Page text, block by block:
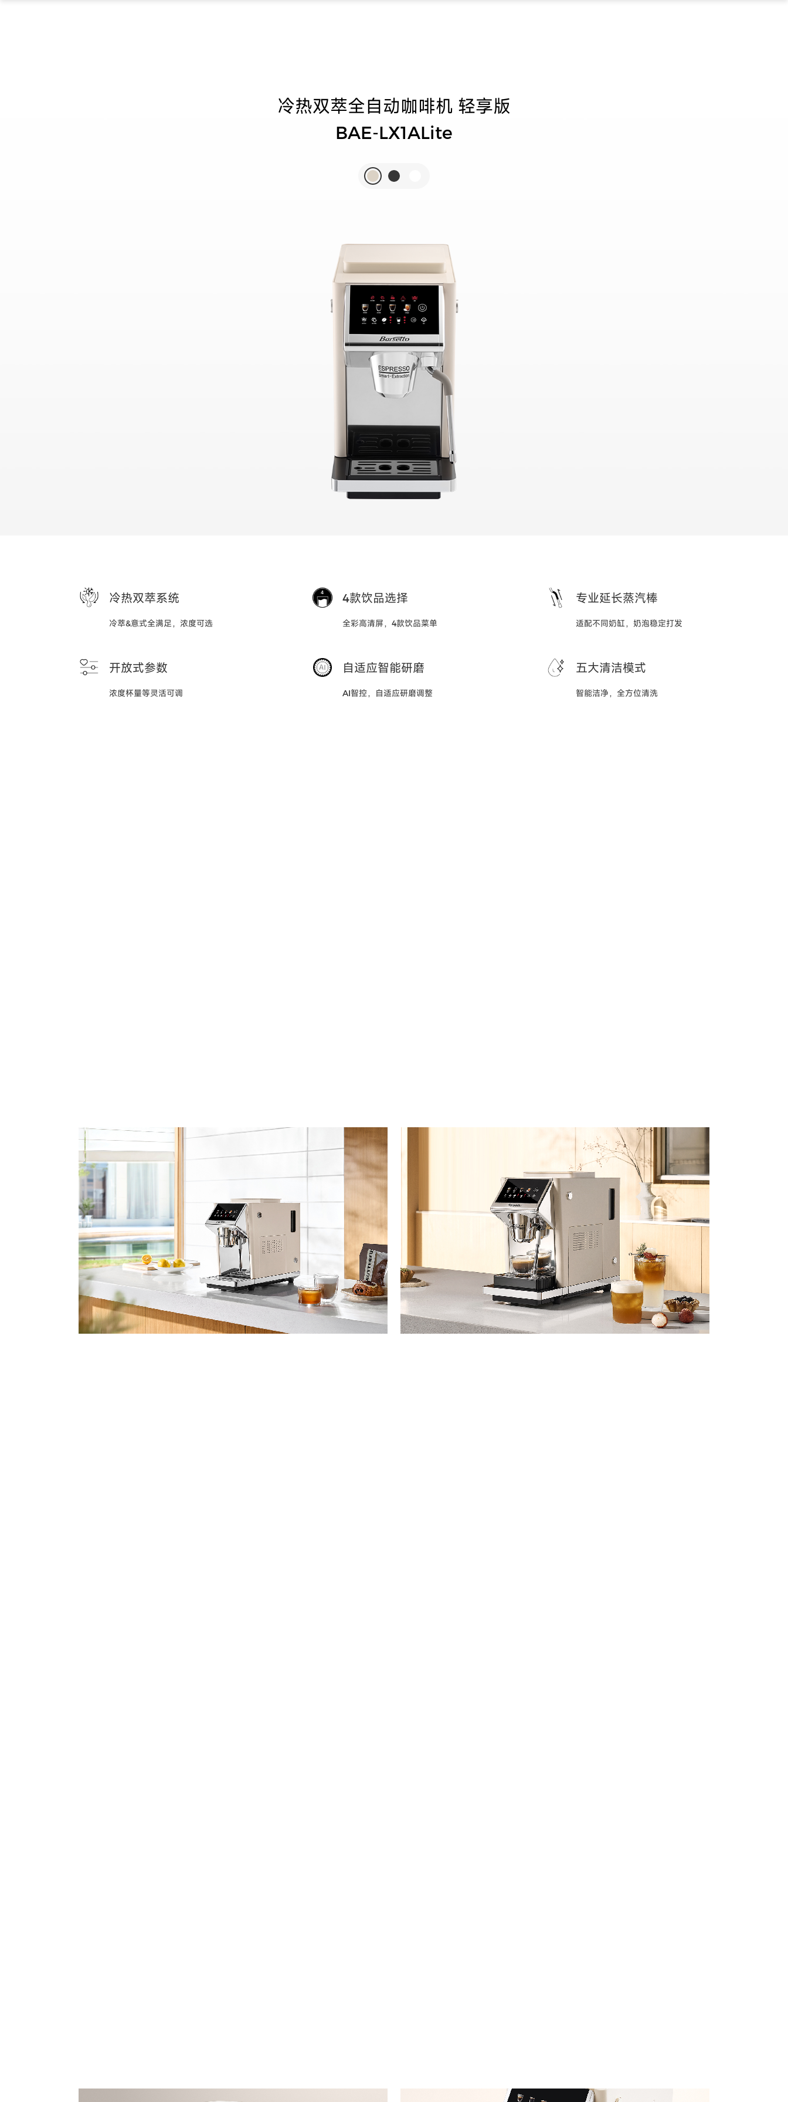
冷热双萃全自动咖啡机 轻享版
BAE-LX1ALite
冷热双萃系统
冷萃&意式全满足，浓度可选
4款饮品选择
全彩高清屏，4款饮品菜单
专业延长蒸汽棒
适配不同奶缸，奶泡稳定打发
开放式参数
浓度杯量等灵活可调
自适应智能研磨
AI智控，自适应研磨调整
五大清洁模式
智能洁净，全方位清洗